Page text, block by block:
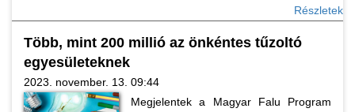
Részletek
Több, mint 200 millió az önkéntes tűzoltó
egyesületeknek
2023. november. 13. 09:44
Megjelentek a Magyar Falu Program